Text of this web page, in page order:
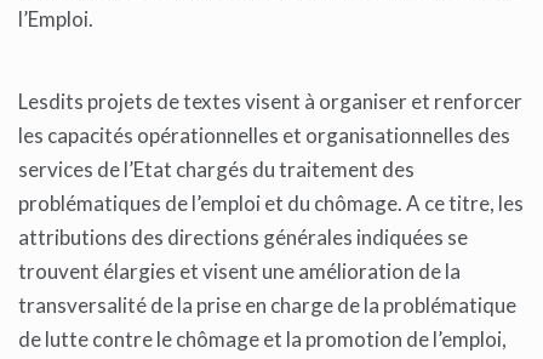
l’Emploi.
Lesdits projets de textes visent à organiser et renforcer
les capacités opérationnelles et organisationnelles des
services de l’Etat chargés du traitement des
problématiques de l’emploi et du chômage. A ce titre, les
attributions des directions générales indiquées se
trouvent élargies et visent une amélioration de la
transversalité de la prise en charge de la problématique
de lutte contre le chômage et la promotion de l’emploi,